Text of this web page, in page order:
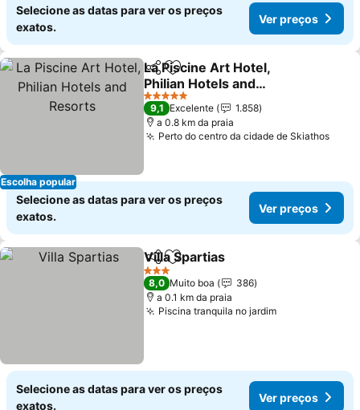
Selecione as datas para ver os preços
exatos.
Ver preços
Escolha popular
PartilharAdicionar aos favoritos
La Piscine Art Hotel,
Philian Hotels and
Resorts
5 Estrelas
9,1 Excelente
1.858
a 0.8 km da praia
Perto do centro da cidade de Skiathos
Selecione as datas para ver os preços
exatos.
Ver preços
PartilharAdicionar aos favoritos
Villa Spartias
3 Estrelas
8,0 Muito boa
386
a 0.1 km da praia
Piscina tranquila no jardim
Selecione as datas para ver os preços
exatos.
Ver preços